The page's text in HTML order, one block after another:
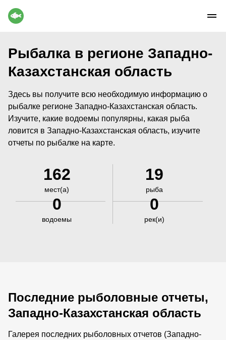
Рыбалка в регионе Западно-
Казахстанская область
Здесь вы получите всю необходимую информацию о
рыбалке регионе Западно-Казахстанская область.
Изучите, какие водоемы популярны, какая рыба
ловится в Западно-Казахстанская область, изучите
отчеты по рыбалке на карте.
162
мест(а)
19
рыба
0
водоемы
0
рек(и)
Последние рыболовные отчеты,
Западно-Казахстанская область
Галерея последних рыболовных отчетов (Западно-